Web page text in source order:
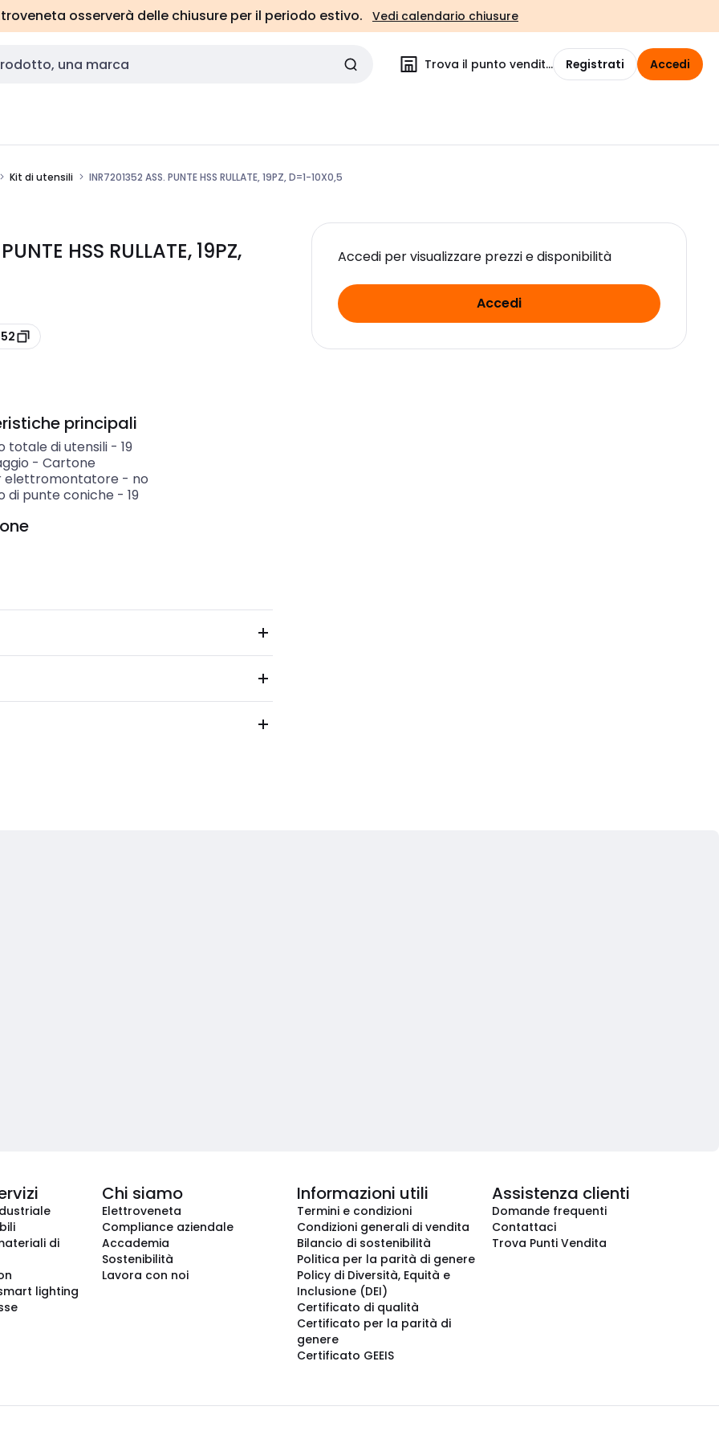
osserverà delle chiusure per il periodo estivo. Vedi calendario chiusure
Trova il punto vendita Registrati Accedi
Kit di utensili INR7201352 ASS. PUNTE HSS RULLATE, 19PZ, D=1-10X0,5
HSS RULLATE, 19PZ,
Accedi per visualizzare prezzi e disponibilità
Accedi
principali
totale di utensili- 19
- Cartone
elettromontatore - no
di punte coniche - 19
di
lighting
Chi siamo
Elettroveneta
Compliance aziendale
Accademia
Sostenibilità
Lavora con noi
Informazioni utili
Termini e condizioni
Condizioni generali di vendita
Bilancio di sostenibilità
Politica per la parità di genere
Policy di Diversità, Equità e
Inclusione (DEI)
Certificato di qualità
Certificato per la parità di
genere
Certificato GEEIS
Assistenza clienti
Domande frequenti
Contattaci
Trova Punti Vendita